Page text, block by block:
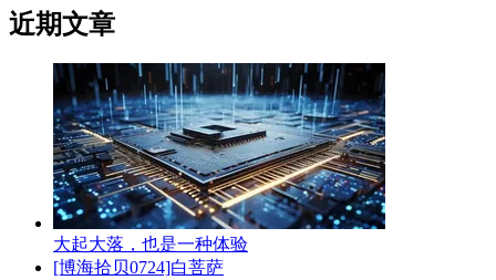
近期文章
大起大落，也是一种体验
[博海拾贝0724]白菩萨